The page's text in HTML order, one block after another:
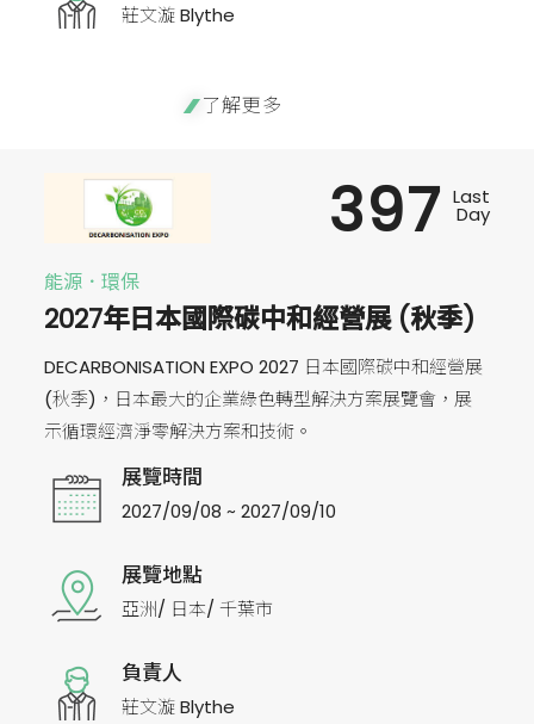
莊文漩 Blythe
了解更多
能源．環保
2027年日本國際碳中和經營展 (秋季)
DECARBONISATION EXPO 2027 日本國際碳中和經營展
(秋季)，日本最大的企業綠色轉型解決方案展覽會，展
示循環經濟淨零解決方案和技術。
展覽時間
2027/09/08 ~ 2027/09/10
展覽地點
亞洲/ 日本/ 千葉市
負責人
莊文漩 Blythe
397 Last
Day